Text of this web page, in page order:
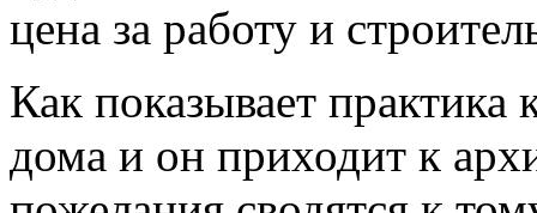
цена за работу и
Как показывает практика
дома и он приходит к